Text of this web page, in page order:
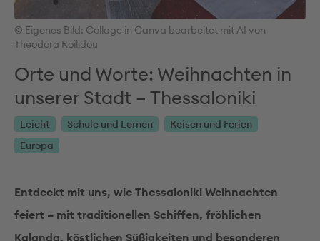
© Eigenes Bild: Collage in Canva bearbeitet mit AI von
Theodora Roilidou
Orte und Worte: Weihnachten in
unserer Stadt – Thessaloniki
Leicht Schule und Lernen
Reisen und Ferien
Europa
Entdeckt mit uns, wie Thessaloniki Weihnachten
feiert – mit traditionellen Schiffen, fröhlichen
Kalanda, köstlichen Süßigkeiten und besonderen